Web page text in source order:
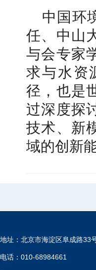
中国环
任、中山
与会专家
求与水资
径，也是
过深度探
技术、新
域的创新
地址：北京市海淀区阜成路33
电话：010-68984661